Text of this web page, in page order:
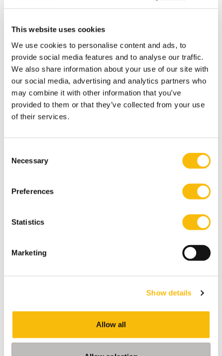
This website uses cookies
We use cookies to personalise content and ads, to
provide social media features and to analyse our traffic.
We also share information about your use of our site with
our social media, advertising and analytics partners who
may combine it with other information that you’ve
provided to them or that they’ve collected from your use
of their services.
Selection
Necessary
Preferences
Statistics
Marketing
Show details
Allow all
je de ruimte krijgt om jezelf te ontwikkelen op jouw
manier. Informele werksfeer met een platte
Veel vrijheid en aandacht
voor werk-privébalans
Persoonlijke begeleiding en
ontwikkelkansen
Werken in een team dat elkaar uitdaagt en versterkt
Onze cultuur is professioneel en scherp waar nodig,
maar altijd sociaal en betrokken. Je bent bij ons geen
Onderdeel van PIA Group: bouwen aan de toekomst
EJP is onderdeel van PIA Group, de snelst groeiende
groep werk je altijd dicht bij de ondernemer, met de
kennis en slagkracht van een landelijke organisatie. Je
persoonlijke begeleiding en ontdek je waar jouw kracht
ligt binnen de accountancy. Dit betekent dat je
Extra ontwikkel- en
doorgroeimogelijkheden
De combinatie van regionale